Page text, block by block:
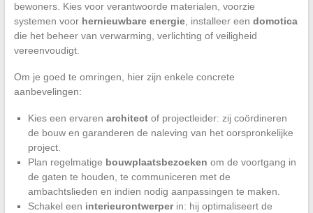
bewoners. Kies voor verantwoorde materialen, voorzie
systemen voor hernieuwbare energie, installeer een domotica
die het beheer van verwarming, verlichting of veiligheid
vereenvoudigt.
Om je goed te omringen, hier zijn enkele concrete
aanbevelingen:
Kies een ervaren architectof projectleider: zij coördineren
de bouw en garanderen de naleving van het oorspronkelijke
project.
Plan regelmatige bouwplaatsbezoeken om de voortgang in
de gaten te houden, te communiceren met de
ambachtslieden en indien nodig aanpassingen te maken.
Schakel een interieurontwerperin: hij optimaliseert de